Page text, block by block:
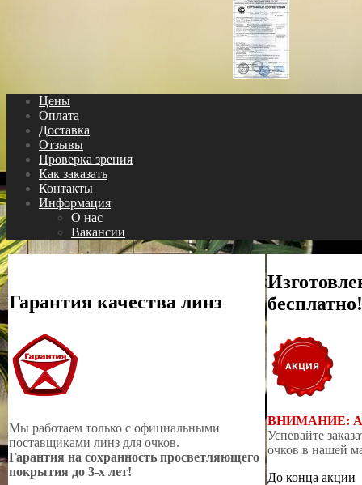
Цены
Оплата
Доставка
Отзывы
Проверка зрения
Как заказать
Контакты
Информация
О нас
Вакансии
Гарантия качества линз
Мы работаем только с официальными
поставщиками линз для очков.
Гарантия на сохранность просветляющего
покрытия до 3-х лет!
бесплатно!
ВНИМАНИЕ:
Успевайте
очков в нашей
До конца акции